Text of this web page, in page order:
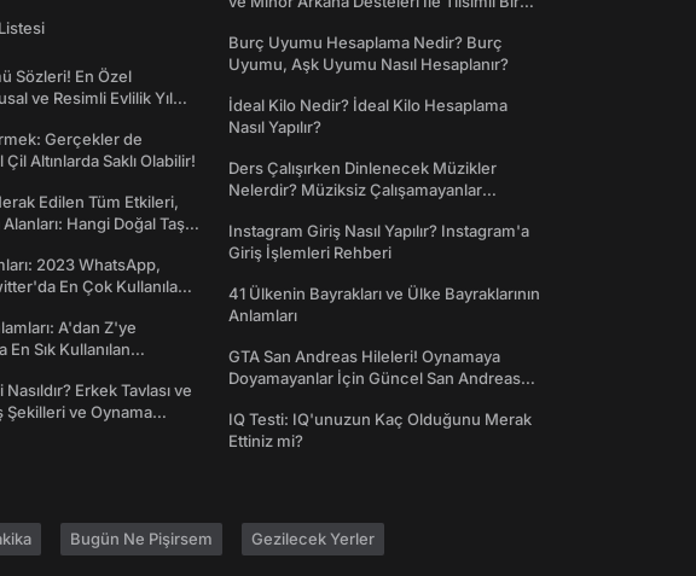
Sözleri! En Özel
ve Resimli Evlilik Yıl
Gerçekler de
Altınlarda Saklı Olabilir!
Edilen Tüm Etkileri,
Hangi Doğal Taş
2023 WhatsApp,
En Çok Kullanılan
A'dan Z'ye
Sık Kullanılan
Erkek Tavlası ve
Şekilleri ve Oynama
Burç Uyumu Hesaplama Nedir? Burç
Uyumu, Aşk Uyumu Nasıl Hesaplanır?
İdeal Kilo Nedir? İdeal Kilo Hesaplama
Nasıl Yapılır?
Ders Çalışırken Dinlenecek Müzikler
Nelerdir? Müziksiz Çalışamayanlar
Instagram Giriş Nasıl Yapılır? Instagram'a
Giriş İşlemleri Rehberi
41 Ülkenin Bayrakları ve Ülke Bayraklarının
Anlamları
GTA San Andreas Hileleri! Oynamaya
Doyamayanlar İçin Güncel San Andreas
IQ Testi: IQ'unuzun Kaç Olduğunu Merak
Ettiniz mi?
Bugün Ne Pişirsem Gezilecek Yerler